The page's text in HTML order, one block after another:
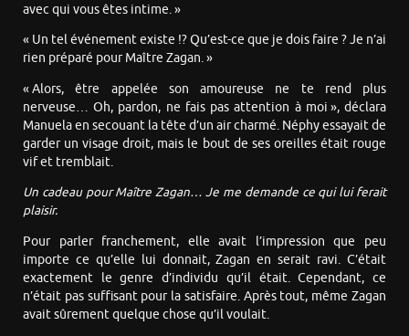
avec qui vous êtes intime. »
« Un tel événement existe !? Qu’est-ce que je dois faire ? Je n’ai
rien préparé pour Maître Zagan. »
« Alors, être appelée son amoureuse ne te rend plus
nerveuse… Oh, pardon, ne fais pas attention à moi », déclara
Manuela en secouant la tête d’un air charmé. Néphy essayait de
garder un visage droit, mais le bout de ses oreilles était rouge
vif et tremblait.
Un cadeau pour Maître Zagan… Je me demande ce qui lui ferait
plaisir.
Pour parler franchement, elle avait l’impression que peu
importe ce qu’elle lui donnait, Zagan en serait ravi. C’était
exactement le genre d’individu qu’il était. Cependant, ce
n’était pas suffisant pour la satisfaire. Après tout, même Zagan
avait sûrement quelque chose qu’il voulait.